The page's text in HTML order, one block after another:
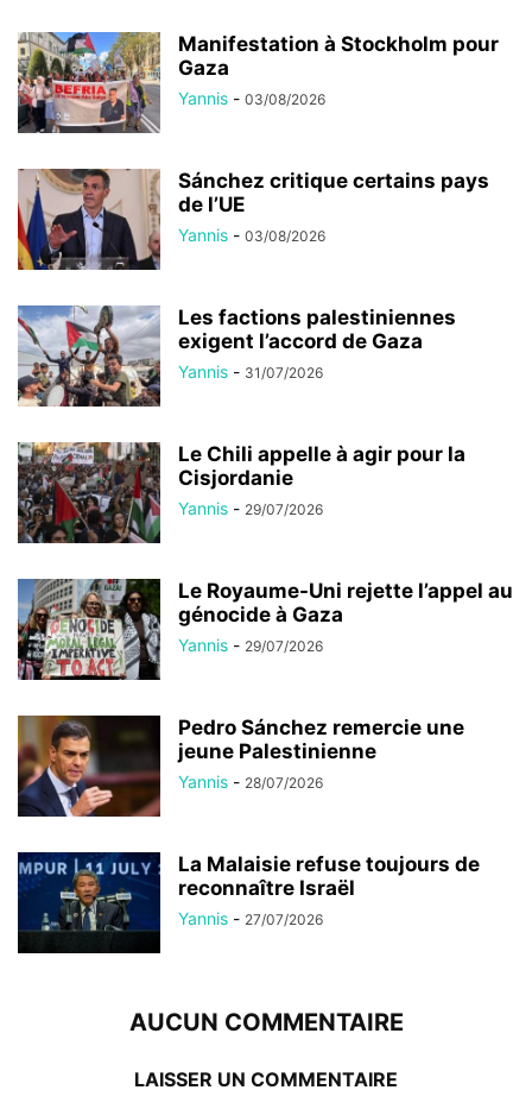
Manifestation à Stockholm pour
Gaza
Yannis - 03/08/2026
Sánchez critique certains pays
de l’UE
Yannis - 03/08/2026
Les factions palestiniennes
exigent l’accord de Gaza
Yannis - 31/07/2026
Le Chili appelle à agir pour la
Cisjordanie
Yannis - 29/07/2026
Le Royaume-Uni rejette l’appel au
génocide à Gaza
Yannis - 29/07/2026
Pedro Sánchez remercie une
jeune Palestinienne
Yannis - 28/07/2026
La Malaisie refuse toujours de
reconnaître Israël
Yannis - 27/07/2026
AUCUN COMMENTAIRE
LAISSER UN COMMENTAIRE